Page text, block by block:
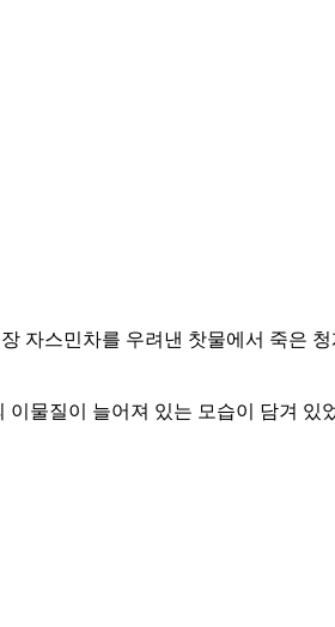
자스민차를 우려낸 찻물에서 죽은
물질이 늘어져 있는 모습이 담겨